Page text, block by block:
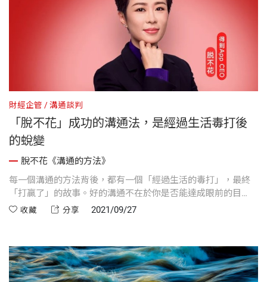
財經企管 溝通談判
「脫不花」成功的溝通法，是經過生活毒打後
的蛻變
脫不花《溝通的方法》
每一個溝通的方法背後，都有一個「經過生活的毒打」，最終
「打贏了」的故事。好的溝通不在於你是否能達成眼前的目
標，而在於你能否不斷的自我塑造
收藏 分享 2021/09/27